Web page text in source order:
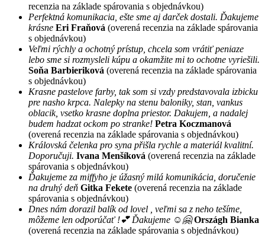
recenzia na základe spárovania s objednávkou)
Perfektná komunikacia, ešte sme aj darček dostali. Ďakujeme
krásne Eri Fraňová (overená recenzia na základe spárovania
s objednávkou)
Veľmi rýchly a ochotný prístup, chcela som vrátiť peniaze
lebo sme si rozmysleli kúpu a okamžite mi to ochotne vyriešili.
Soňa Barbieriková (overená recenzia na základe spárovania
s objednávkou)
Krasne pastelove farby, tak som si vzdy predstavovala izbicku
pre nasho krpca. Nalepky na stenu baloniky, stan, vankus
oblacik, vsetko krasne doplna priestor. Dakujem, a nadalej
budem hadzat ockom po stranke! Petra Koczmanová
(overená recenzia na základe spárovania s objednávkou)
Královská čelenka pro syna přišla rychle a materiál kvalitní.
Doporučuji. Ivana Menšíková (overená recenzia na základe
spárovania s objednávkou)
Ďakujeme za miffyho je úžasný milá komunikácia, doručenie
na druhý deň Gitka Fekete (overená recenzia na základe
spárovania s objednávkou)
Dnes nám dorazil balík od lovel , veľmi sa z neho tešíme,
môžeme len odporúčať !💕 Ďakujeme ☺️🤗 Országh Bianka
(overená recenzia na základe spárovania s objednávkou)